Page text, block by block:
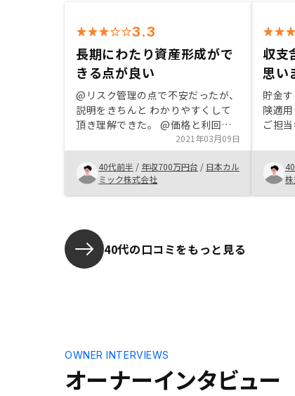
3.3
長期にわたり資産形成がで
きる点が良い
@リスク管理の点で不安だったが、
説明をきちんと わかりやすくして
頂き理解できた。 @価格と利回り
@長期にわたり、資産形成できるこ
と @手続きが担当者変わる為、意
思疎通がしっかりできておらず困っ
た。書類チェックミスなど あとあ
と手直しが必要になった @営業さ
ただき満足してます 他部署との連
携強化。
2021年03月09日
40代前半 / 年収700万円台 / 日本カル
ミック株式会社
収支
思い
貯金
険適
ご担
だ成
待。
を感
話を
事業
40代の口コミをもっと見る
オーナーインタビュー
OWNER INTERVIEWS